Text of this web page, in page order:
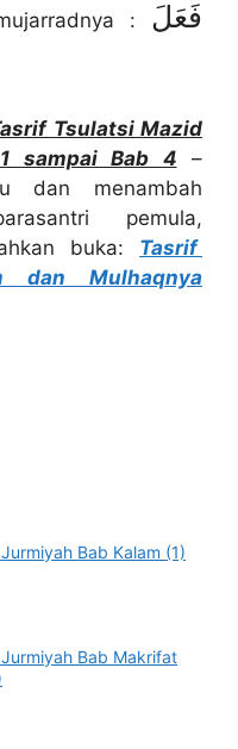
: فَعَلَ
Tsulatsi Mazid
sampai Bab 4 –
dan menambah
pemula,
buka: Tasrif
dan Mulhaqnya
Bab Kalam (1)
Bab Makrifat